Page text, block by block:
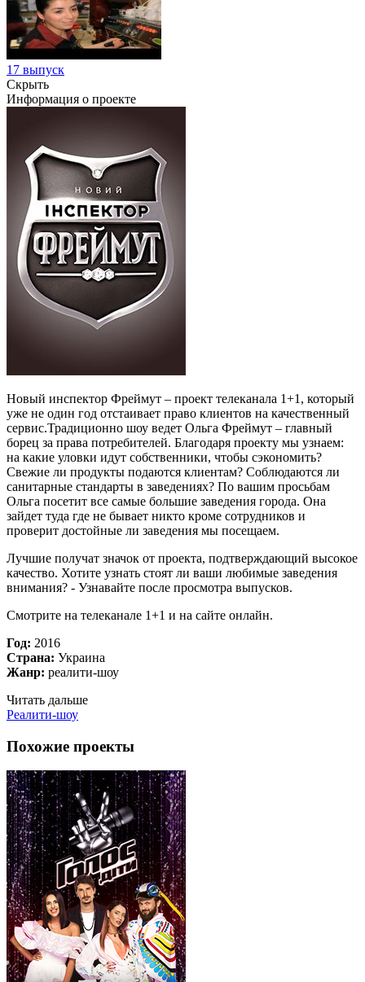
17 выпуск
Скрыть
Информация о проекте
Новый инспектор Фреймут – проект телеканала 1+1, который
уже не один год отстаивает право клиентов на качественный
сервис.Традиционно шоу ведет Ольга Фреймут – главный
борец за права потребителей. Благодаря проекту мы узнаем:
на какие уловки идут собственники, чтобы сэкономить?
Свежие ли продукты подаются клиентам? Соблюдаются ли
санитарные стандарты в заведениях? По вашим просьбам
Ольга посетит все самые большие заведения города. Она
зайдет туда где не бывает никто кроме сотрудников и
проверит достойные ли заведения мы посещаем.
Лучшие получат значок от проекта, подтверждающий высокое
качество. Хотите узнать стоят ли ваши любимые заведения
внимания? - Узнавайте после просмотра выпусков.
Смотрите на телеканале 1+1 и на сайте онлайн.
Год: 2016
Страна: Украина
Жанр: реалити-шоу
Читать дальше
Реалити-шоу
Похожие проекты